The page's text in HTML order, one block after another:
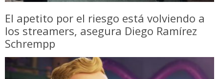
El apetito por el riesgo está volviendo a
los streamers, asegura Diego Ramírez
Schrempp